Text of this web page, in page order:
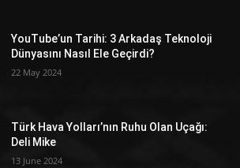
YouTube’un Tarihi: 3 Arkadaş Teknoloji
Dünyasını Nasıl Ele Geçirdi?
22 May 2024
Türk Hava Yolları’nın Ruhu Olan Uçağı:
Deli Mike
13 June 2024